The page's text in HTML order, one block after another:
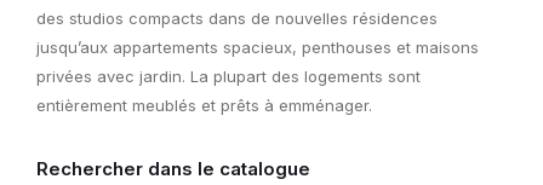
des studios compacts dans de nouvelles résidences
jusqu’aux appartements spacieux, penthouses et maisons
privées avec jardin. La plupart des logements sont
entièrement meublés et prêts à emménager.
Rechercher dans le catalogue